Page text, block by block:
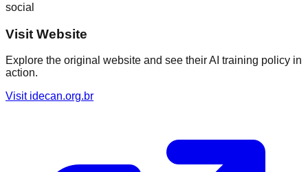
social
Visit Website
Explore the original website and see their AI training policy in
action.
Visit idecan.org.br